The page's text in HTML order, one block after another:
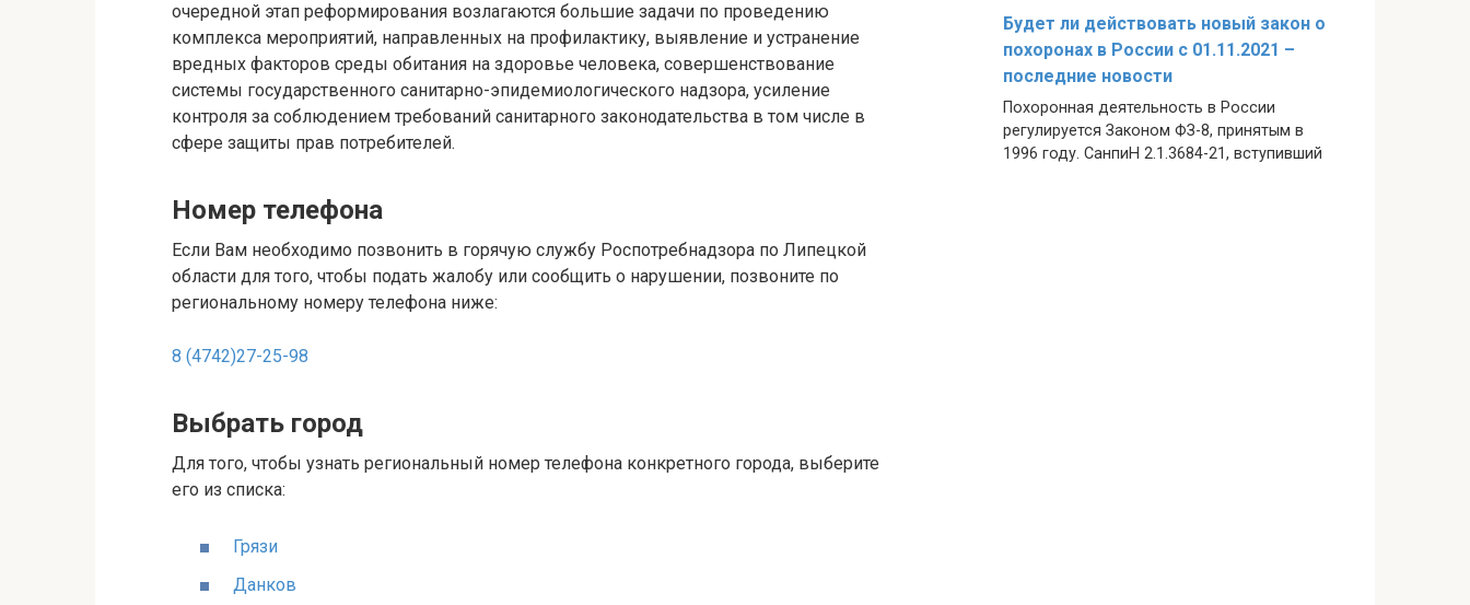
очередной этап реформирования возлагаются большие задачи по проведению
комплекса мероприятий, направленных на профилактику, выявление и устранение
вредных факторов среды обитания на здоровье человека, совершенствование
системы государственного санитарно-эпидемиологического надзора, усиление
контроля за соблюдением требований санитарного законодательства в том числе в
сфере защиты прав потребителей.
Номер телефона
Если Вам необходимо позвонить в горячую службу Роспотребнадзора по Липецкой
области для того, чтобы подать жалобу или сообщить о нарушении, позвоните по
региональному номеру телефона ниже:
8 (4742)27-25-98
Выбрать город
Для того, чтобы узнать региональный номер телефона конкретного города, выберите
его из списка:
Грязи
Данков
Будет ли действовать новый закон о
похоронах в России с 01.11.2021 –
последние новости
Похоронная деятельность в России
регулируется Законом ФЗ-8, принятым в
1996 году. СанпиН 2.1.3684-21, вступивший